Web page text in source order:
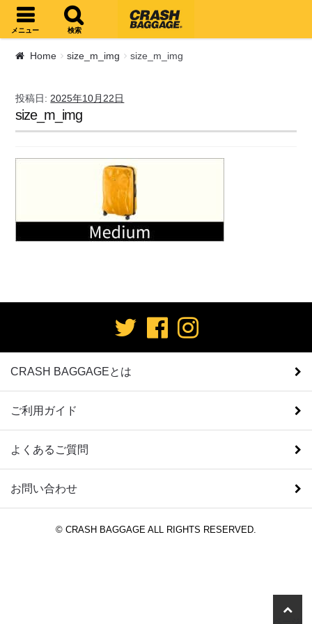
ナビゲーションへスキップ
コンテンツへスキップ
メニュー 検索
Home size_m_img size_m_img
投稿日: 2025年10月22日
size_m_img
CRASH BAGGAGEとは
ご利用ガイド
よくあるご質問
お問い合わせ
© CRASH BAGGAGE ALL RIGHTS RESERVED.